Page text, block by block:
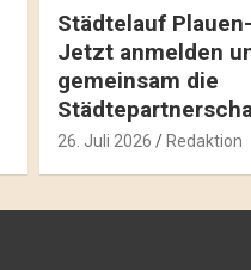
Städtelauf
Jetzt anmelden
gemeinsam die
26. Juli 2026 Redaktion